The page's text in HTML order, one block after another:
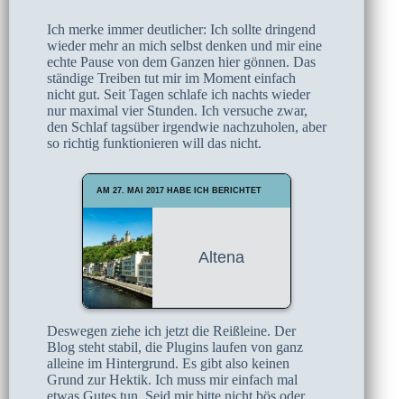
Ich merke immer deutlicher: Ich sollte dringend
wieder mehr an mich selbst denken und mir eine
echte Pause von dem Ganzen hier gönnen. Das
ständige Treiben tut mir im Moment einfach
nicht gut. Seit Tagen schlafe ich nachts wieder
nur maximal vier Stunden. Ich versuche zwar,
den Schlaf tagsüber irgendwie nachzuholen, aber
so richtig funktionieren will das nicht.
AM 27. MAI 2017 HABE ICH BERICHTET
Altena
Deswegen ziehe ich jetzt die Reißleine. Der
Blog steht stabil, die Plugins laufen von ganz
alleine im Hintergrund. Es gibt also keinen
Grund zur Hektik. Ich muss mir einfach mal
etwas Gutes tun. Seid mir bitte nicht bös oder